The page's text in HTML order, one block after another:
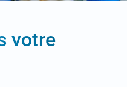
votre